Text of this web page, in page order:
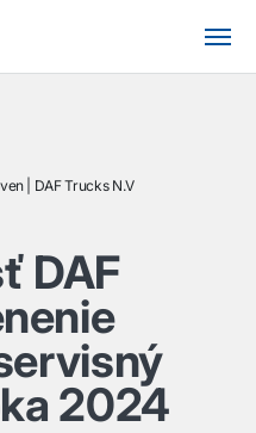
DAF Trucks N.V
DAF
2024